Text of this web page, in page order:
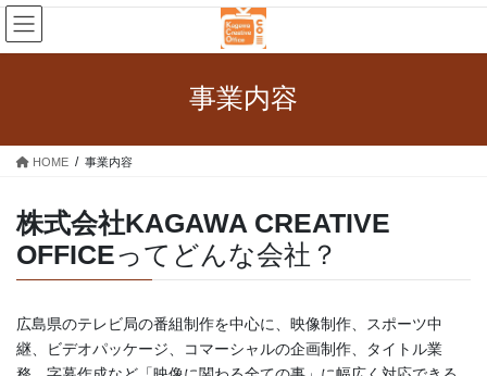
コ
ン
テ
ス
ナ
ビ
ゲ
ン
事業内容
HOME 事業内容
株式会社KAGAWA CREATIVE
OFFICEってどんな会社？
広島県のテレビ局の番組制作を中心に、映像制作、スポーツ中
継、ビデオパッケージ、コマーシャルの企画制作、タイトル業